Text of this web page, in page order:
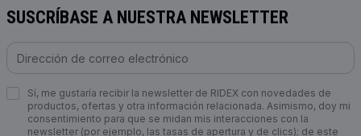
SUSCRÍBASE A NUESTRA NEWSLETTER
Sí, me gustaría recibir la newsletter de RIDEX con novedades de
productos, ofertas y otra información relacionada. Asimismo, doy mi
consentimiento para que se midan mis interacciones con la
newsletter (por ejemplo, las tasas de apertura y de clics); de este